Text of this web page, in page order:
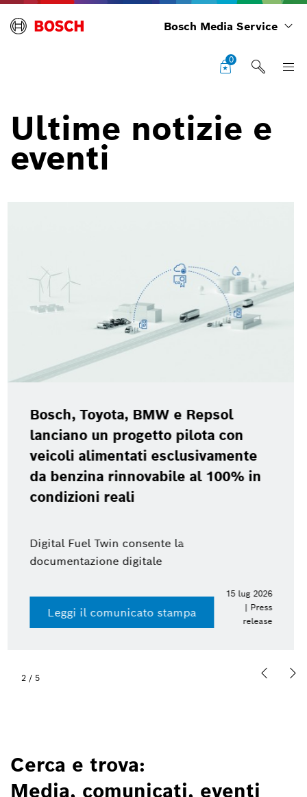
Bosch Media Service
0
Ultime notizie e
eventi
e Repsol
pilota con
al 100% in
la
stampa
| Press
2026
Accedi al press
2 / 5
Cerca e trova:
Media, comunicati, eventi